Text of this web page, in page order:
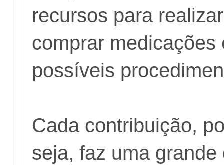
recursos para
comprar medicações
possíveis
Cada contribuição,
seja, faz uma